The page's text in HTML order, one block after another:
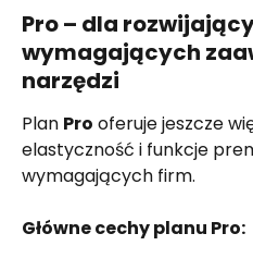
Pro – dla
wymagających
narzędzi
Plan Pro oferuje jeszcze
elastyczność i funkcje
wymagających firm.
Główne cechy planu Pro: